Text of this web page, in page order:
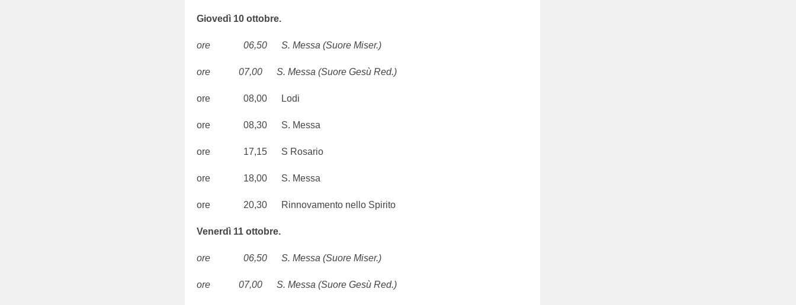
Giovedì 10 ottobre.
ore 06,50 S. Messa (Suore Miser.)
ore 07,00 S. Messa (Suore Gesù Red.)
ore 08,00 Lodi
ore 08,30 S. Messa
ore 17,15 S Rosario
ore 18,00 S. Messa
ore 20,30 Rinnovamento nello Spirito
Venerdì 11 ottobre.
ore 06,50 S. Messa (Suore Miser.)
ore 07,00 S. Messa (Suore Gesù Red.)